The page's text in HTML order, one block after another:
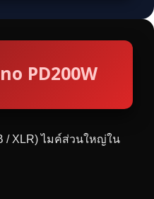
PD200W
/ XLR) ไมค์ส่วนใหญ่ใน